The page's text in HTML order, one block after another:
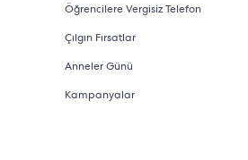
Öğrencilere Vergisiz Telefon
Çılgın Fırsatlar
Anneler Günü
Kampanyalar